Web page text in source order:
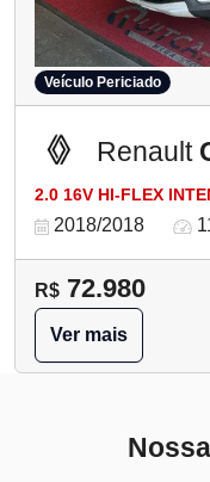
Veículo Periciado
Renault
2.0 16V HI-FLEX
2018/2018
R$ 72.980
Ver mais